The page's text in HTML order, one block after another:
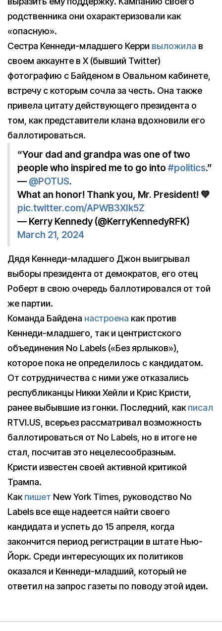
родственника они охарактеризовали как
«опасную».
Сестра Кеннеди-младшего Керри выложила в
своем аккаунте в X (бывший Twitter)
фотографию с Байденом в Овальном кабинете,
встречу с которым сочла за честь. Она также
привела цитату действующего президента о
том, как представители клана вдохновили его
баллотироваться.
“Your dad and grandpa was one of two
people who inspired me to go into #politics.”
— @POTUS.
What an honor! Thank you, Mr. President! 💚
pic.twitter.com/APWB3XIk5Z
— Kerry Kennedy (@KerryKennedyRFK)
March 21, 2024
Дядя Кеннеди-младшего Джон выигрывал
выборы президента от демократов, его отец
Роберт в свою очередь баллотировался от той
же партии.
Команда Байдена настроена как против
Кеннеди-младшего, так и центристского
объединения No Labels («Без ярлыков»),
которое пока не определилось с кандидатом.
От сотрудничества с ними уже отказались
республиканцы Никки Хейли и Крис Кристи,
ранее выбывшие из гонки. Последний, какписал
RTVI.US, всерьез рассматривал возможность
баллотироваться от No Labels, но в итоге не
стал, посчитав это нецелесообразным.
Кристи известен своей активной критикой
Трампа.
Какпишет New York Times, руководство No
Labels все еще надеется найти своего
кандидата и успеть до 15 апреля, когда
закончится период регистрации в штате Нью-
Йорк. Среди интересующих их политиков
оказался и Кеннеди-младший, который не
ответил на запрос газеты по поводу этой идеи.